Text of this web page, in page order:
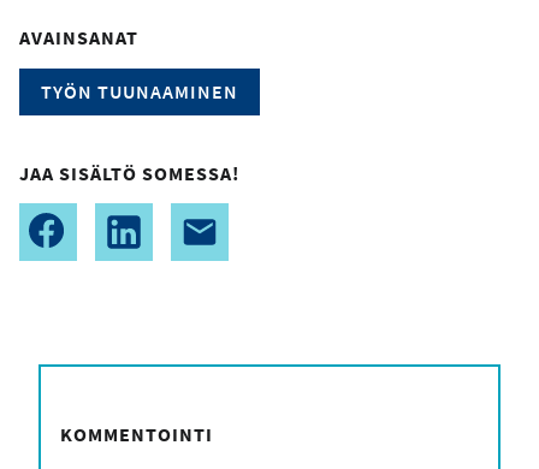
AVAINSANAT
TYÖN TUUNAAMINEN
JAA SISÄLTÖ SOMESSA!
KOMMENTOINTI